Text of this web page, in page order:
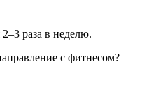
раза в неделю.
с фитнесом?